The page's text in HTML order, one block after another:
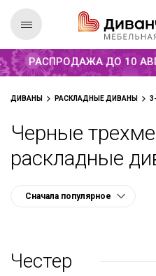
Распродажа до 10 августа
РАСПРОДАЖА ДО 10
ДИВАНЫ РАСКЛАДНЫЕ ДИВАНЫ
Черные
раскладные
Честер